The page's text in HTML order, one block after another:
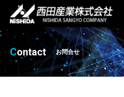
Contact お問合せ